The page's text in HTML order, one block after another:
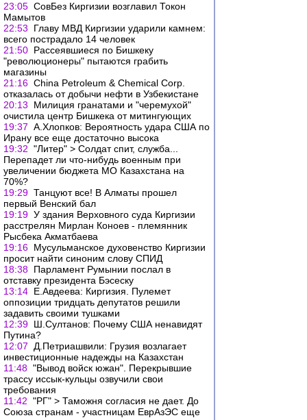
23:05 СовБез Киргизии возглавил Токон
Мамытов
22:53
Главу МВД Киргизии ударили камнем:
всего пострадало 14 человек
21:50 Рассеявшиеся по Бишкеку
"революционеры" пытаются грабить
магазины
21:16 China Petroleum & Chemical Corp.
отказалась от добычи нефти в Узбекистане
20:13
Милиция гранатами и "черемухой"
очистила центр Бишкека от митингующих
19:37 А.Хлопков: Вероятность удара США по
Ирану все еще достаточно высока
19:32 "Литер" > Солдат спит, служба...
Перепадет ли что-нибудь военным при
увеличении бюджета МО Казахстана на
70%?
19:29 Танцуют все! В Алматы прошел
первый Венский бал
19:19 У здания Верховного суда Киргизии
расстрелян Мирлан Коноев - племянник
Рысбека Акматбаева
19:16 Мусульманское духовенство Киргизии
просит найти синоним слову СПИД
18:38 Парламент Румынии послал в
отставку президента Бэсеску
13:14 Е.Авдеева: Киргизия. Пулемет
оппозиции тридцать депутатов решили
задавить своими тушками
12:39 Ш.Султанов: Почему США ненавидят
Путина?
12:07
Д.Петриашвили: Грузия возлагает
инвестиционные надежды на Казахстан
11:48 "Вывод войск южан". Перекрывшие
трассу иссык-кульцы озвучили свои
требования
11:42 "РГ" > Таможня согласия не дает. До
Союза странам - участницам ЕврАзЭС еще